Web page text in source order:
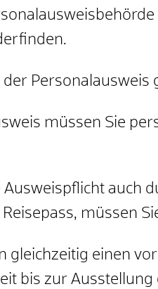
der
müssen Sie
Ausweispflicht auch
müssen
gleichzeitig einen
bis zur